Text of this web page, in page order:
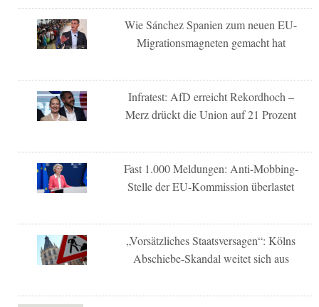
Wie Sánchez Spanien zum neuen EU-
Migrationsmagneten gemacht hat
Infratest: AfD erreicht Rekordhoch –
Merz drückt die Union auf 21 Prozent
Fast 1.000 Meldungen: Anti-Mobbing-
Stelle der EU-Kommission überlastet
„Vorsätzliches Staatsversagen“: Kölns
Abschiebe-Skandal weitet sich aus